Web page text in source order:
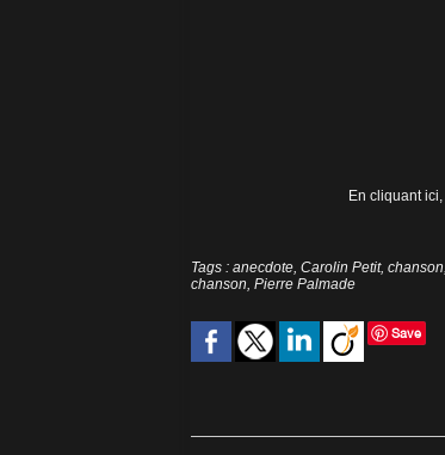
En cliquant
Tags : anecdote, Carolin Petit, chanson,
chanson, Pierre Palmade
Save